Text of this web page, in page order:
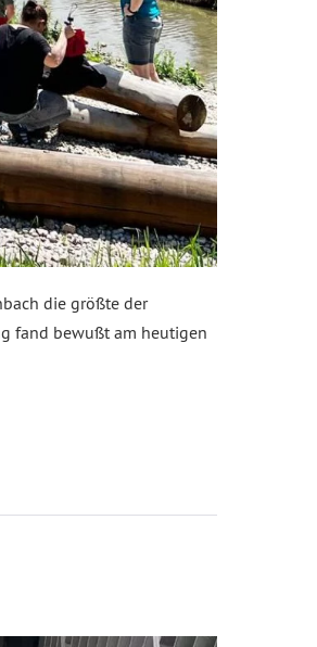
die größte der
fand bewußt am heutigen